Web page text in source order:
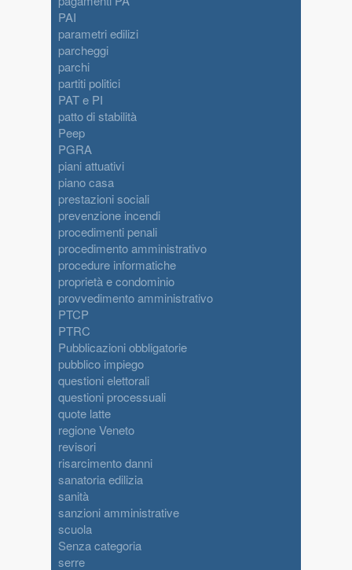
PAI
parametri edilizi
parcheggi
parchi
partiti politici
PAT e PI
patto di stabilità
Peep
PGRA
piani attuativi
piano casa
prestazioni sociali
prevenzione incendi
procedimenti penali
procedimento amministrativo
procedure informatiche
proprietà e condominio
provvedimento amministrativo
PTCP
PTRC
Pubblicazioni obbligatorie
pubblico impiego
questioni elettorali
questioni processuali
quote latte
regione Veneto
revisori
risarcimento danni
sanatoria edilizia
sanità
sanzioni amministrative
scuola
Senza categoria
serre